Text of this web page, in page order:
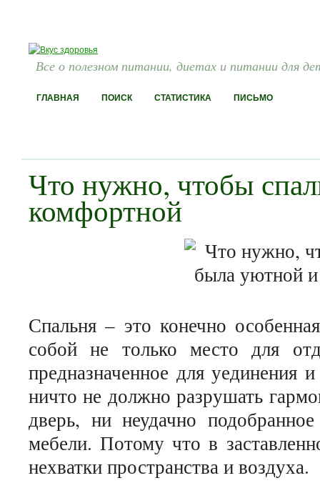
Все о полезном питании, диетах и питании для
ГЛАВНАЯ ПОИСК СТАТИСТИКА ПИСЬМО
Что нужно, чтобы
комфортной
Спальня – это конечно
собой не только место для
предназначенное для уединения
ничто не должно разрушать
дверь, ни неудачно
мебели. Потому что в
нехватки пространства и воздуха.